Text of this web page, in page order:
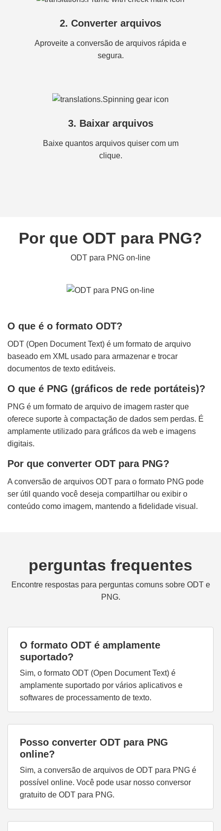
2. Converter arquivos
Aproveite a conversão de arquivos rápida e
segura.
3. Baixar arquivos
Baixe quantos arquivos quiser com um
clique.
Por que ODT para PNG?
ODT para PNG on-line
O que é o formato ODT?
ODT (Open Document Text) é um formato de arquivo
baseado em XML usado para armazenar e trocar
documentos de texto editáveis.
O que é PNG (gráficos de rede portáteis)?
PNG é um formato de arquivo de imagem raster que
oferece suporte à compactação de dados sem perdas. É
amplamente utilizado para gráficos da web e imagens
digitais.
Por que converter ODT para PNG?
A conversão de arquivos ODT para o formato PNG pode
ser útil quando você deseja compartilhar ou exibir o
conteúdo como imagem, mantendo a fidelidade visual.
perguntas frequentes
Encontre respostas para perguntas comuns sobre ODT e
PNG.
O formato ODT é amplamente
suportado?
Sim, o formato ODT (Open Document Text) é
amplamente suportado por vários aplicativos e
softwares de processamento de texto.
Posso converter ODT para PNG
online?
Sim, a conversão de arquivos de ODT para PNG é
possível online. Você pode usar nosso conversor
gratuito de ODT para PNG.